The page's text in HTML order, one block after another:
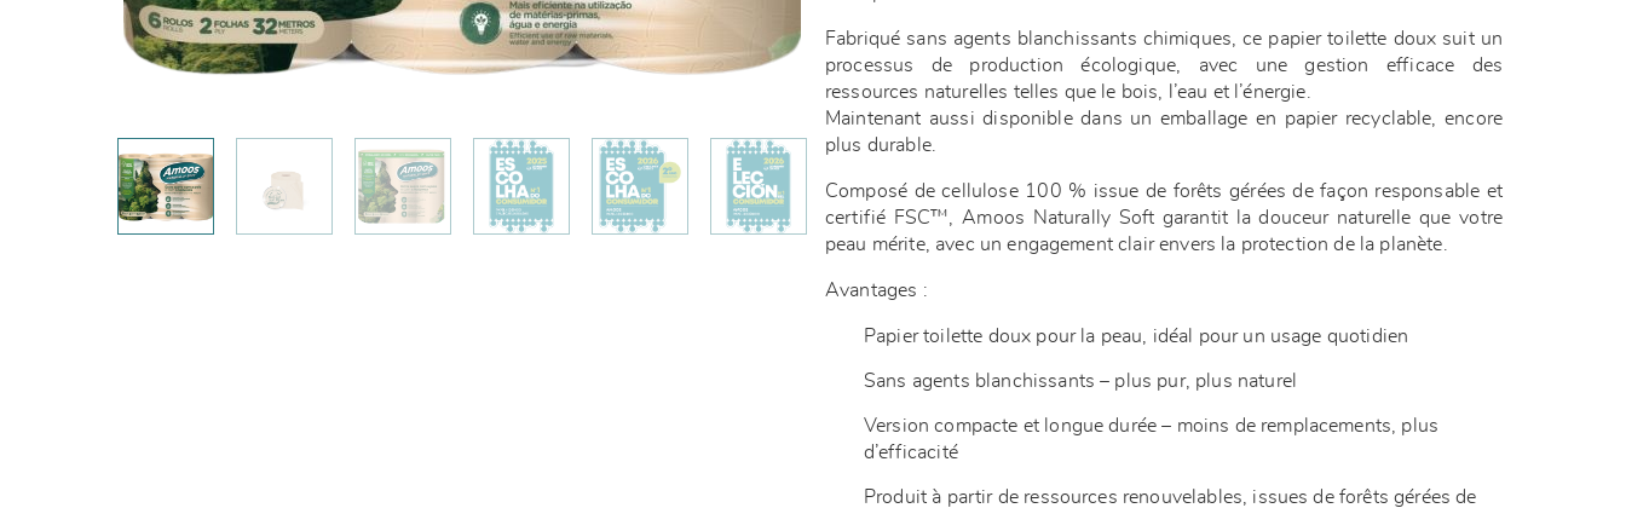
Fabriqué sans agents blanchissants chimiques, ce papier toilette doux suit un
processus de production écologique, avec une gestion efficace des
ressources naturelles telles que le bois, l’eau et l’énergie.
Maintenant aussi disponible dans un emballage en papier recyclable, encore
plus durable.
Composé de cellulose 100 % issue de forêts gérées de façon responsable et
certifié FSC™, Amoos Naturally Soft garantit la douceur naturelle que votre
peau mérite, avec un engagement clair envers la protection de la planète.
Avantages :
Papier toilette doux pour la peau, idéal pour un usage quotidien
Sans agents blanchissants – plus pur, plus naturel
Version compacte et longue durée – moins de remplacements, plus
d’efficacité
Produit à partir de ressources renouvelables, issues de forêts gérées de